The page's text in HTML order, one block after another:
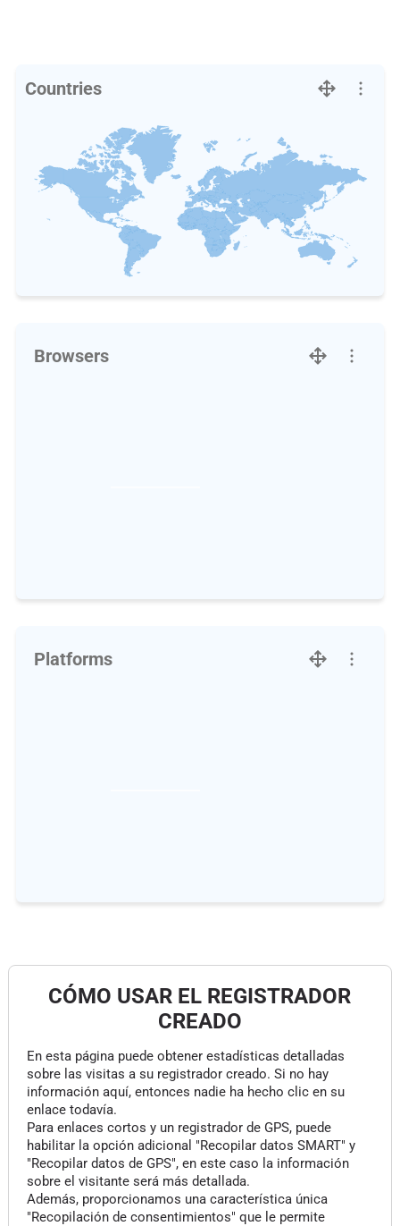
Countries
Browsers
Platforms
CÓMO USAR EL REGISTRADOR
CREADO
En esta página puede obtener estadísticas detalladas
sobre las visitas a su registrador creado. Si no hay
información aquí, entonces nadie ha hecho clic en su
enlace todavía.
Para enlaces cortos y un registrador de GPS, puede
habilitar la opción adicional "Recopilar datos SMART" y
"Recopilar datos de GPS", en este caso la información
sobre el visitante será más detallada.
Además, proporcionamos una característica única
"Recopilación de consentimientos" que le permite